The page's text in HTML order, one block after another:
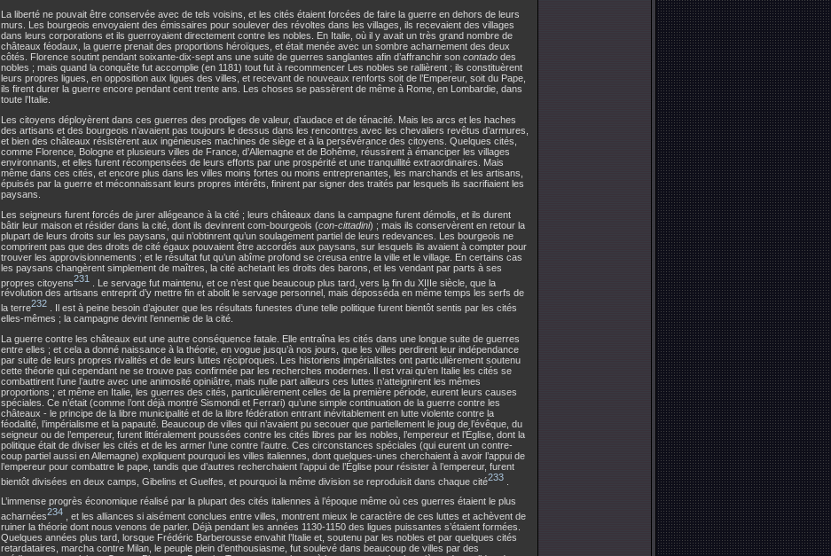
La liberté ne pouvait être conservée avec de tels voisins, et les cités étaient forcées de faire la guerre en dehors de leurs
murs. Les bourgeois envoyaient des émissaires pour soulever des révoltes dans les villages, ils recevaient des villages
dans leurs corporations et ils guerroyaient directement contre les nobles. En Italie, où il y avait un très grand nombre de
châteaux féodaux, la guerre prenait des proportions héroïques, et était menée avec un sombre acharnement des deux
côtés. Florence soutint pendant soixante-dix-sept ans une suite de guerres sanglantes afin d’affranchir son contado des
nobles ; mais quand la conquête fut accomplie (en 1181) tout fut à recommencer Les nobles se rallièrent ; ils constituèrent
leurs propres ligues, en opposition aux ligues des villes, et recevant de nouveaux renforts soit de l’Empereur, soit du Pape,
ils firent durer la guerre encore pendant cent trente ans. Les choses se passèrent de même à Rome, en Lombardie, dans
toute l’Italie.
Les citoyens déployèrent dans ces guerres des prodiges de valeur, d’audace et de ténacité. Mais les arcs et les haches
des artisans et des bourgeois n’avaient pas toujours le dessus dans les rencontres avec les chevaliers revêtus d’armures,
et bien des châteaux résistèrent aux ingénieuses machines de siège et à la persévérance des citoyens. Quelques cités,
comme Florence, Bologne et plusieurs villes de France, d’Allemagne et de Bohême, réussirent à émanciper les villages
environnants, et elles furent récompensées de leurs efforts par une prospérité et une tranquillité extraordinaires. Mais
même dans ces cités, et encore plus dans les villes moins fortes ou moins entreprenantes, les marchands et les artisans,
épuisés par la guerre et méconnaissant leurs propres intérêts, finirent par signer des traités par lesquels ils sacrifiaient les
paysans.
Les seigneurs furent forcés de jurer allégeance à la cité ; leurs châteaux dans la campagne furent démolis, et ils durent
bâtir leur maison et résider dans la cité, dont ils devinrent com-bourgeois (con-cittadini) ; mais ils conservèrent en retour la
plupart de leurs droits sur les paysans, qui n’obtinrent qu’un soulagement partiel de leurs redevances. Les bourgeois ne
comprirent pas que des droits de cité égaux pouvaient être accordés aux paysans, sur lesquels ils avaient à compter pour
trouver les approvisionnements ; et le résultat fut qu’un abîme profond se creusa entre la ville et le village. En certains cas
les paysans changèrent simplement de maîtres, la cité achetant les droits des barons, et les vendant par parts à ses
propres citoyens231
. Le servage fut maintenu, et ce n’est que beaucoup plus tard, vers la fin du XIIIe siècle, que la
révolution des artisans entreprit d’y mettre fin et abolit le servage personnel, mais déposséda en même temps les serfs de
la terre232 . Il est à peine besoin d’ajouter que les résultats funestes d’une telle politique furent bientôt sentis par les cités
elles-mêmes ; la campagne devint l’ennemie de la cité.
La guerre contre les châteaux eut une autre conséquence fatale. Elle entraîna les cités dans une longue suite de guerres
entre elles ; et cela a donné naissance à la théorie, en vogue jusqu’à nos jours, que les villes perdirent leur indépendance
par suite de leurs propres rivalités et de leurs luttes réciproques. Les historiens impérialistes ont particulièrement soutenu
cette théorie qui cependant ne se trouve pas confirmée par les recherches modernes. Il est vrai qu’en Italie les cités se
combattirent l’une l’autre avec une animosité opiniâtre, mais nulle part ailleurs ces luttes n’atteignirent les mêmes
proportions ; et même en Italie, les guerres des cités, particulièrement celles de la première période, eurent leurs causes
spéciales. Ce n’était (comme l’ont déjà montré Sismondi et Ferrari) qu’une simple continuation de la guerre contre les
châteaux - le principe de la libre municipalité et de la libre fédération entrant inévitablement en lutte violente contre la
féodalité, l’impérialisme et la papauté. Beaucoup de villes qui n’avaient pu secouer que partiellement le joug de l’évêque, du
seigneur ou de l’empereur, furent littéralement poussées contre les cités libres par les nobles, l’empereur et l’Église, dont la
politique était de diviser les cités et de les armer l’une contre l’autre. Ces circonstances spéciales (qui eurent un contre-
coup partiel aussi en Allemagne) expliquent pourquoi les villes italiennes, dont quelques-unes cherchaient à avoir l’appui de
l’empereur pour combattre le pape, tandis que d’autres recherchaient l’appui de l’Église pour résister à l’empereur, furent
bientôt divisées en deux camps, Gibelins et Guelfes, et pourquoi la même division se reproduisit dans chaque cité233
L’immense progrès économique réalisé par la plupart des cités italiennes à l’époque même où ces guerres étaient le plus
acharnées234 , et les alliances si aisément conclues entre villes, montrent mieux le caractère de ces luttes et achèvent de
ruiner la théorie dont nous venons de parler. Déjà pendant les années 1130-1150 des ligues puissantes s’étaient formées.
Quelques années plus tard, lorsque Frédéric Barberousse envahit l’Italie et, soutenu par les nobles et par quelques cités
retardataires, marcha contre Milan, le peuple plein d’enthousiasme, fut soulevé dans beaucoup de villes par des